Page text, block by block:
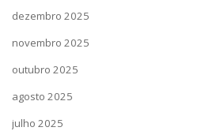
dezembro 2025
novembro 2025
outubro 2025
agosto 2025
julho 2025